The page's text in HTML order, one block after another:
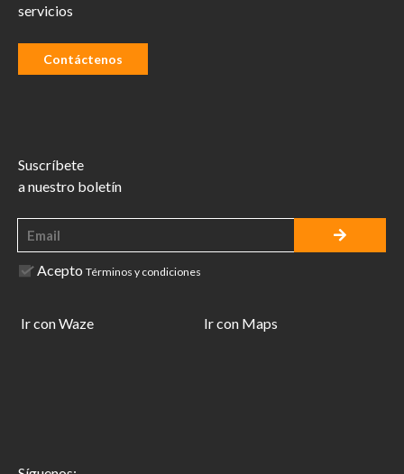
servicios
Contáctenos
Suscríbete
a nuestro boletín
Acepto Términos y condiciones
Ir con Waze Ir con Maps